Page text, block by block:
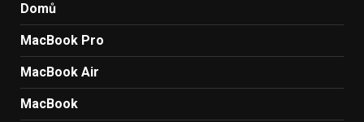
Domů
MacBook Pro
MacBook Air
MacBook